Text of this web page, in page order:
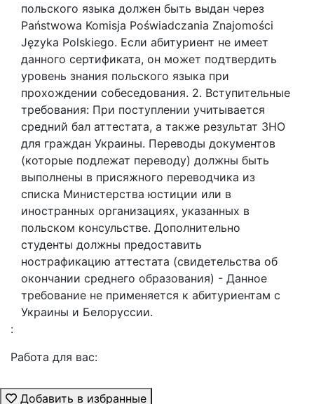
польского языка должен быть выдан через
Państwowa Komisja Poświadczania Znajomości
Języka Polskiego. Если абитуриент не имеет
данного сертификата, он может подтвердить
уровень знания польского языка при
прохождении собеседования. 2. Вступительные
требования: При поступлении учитывается
средний бал аттестата, а также результат ЗНО
для граждан Украины. Переводы документов
(которые подлежат переводу) должны быть
выполнены в присяжного переводчика из
списка Министерства юстиции или в
иностранных организациях, указанных в
польском консульстве. Дополнительно
студенты должны предоставить
нострафикацию аттестата (свидетельства об
окончании среднего образования) - Данное
требование не применяется к абитуриентам с
Украины и Белоруссии.
:
Работа для вас:
Добавить в избранные